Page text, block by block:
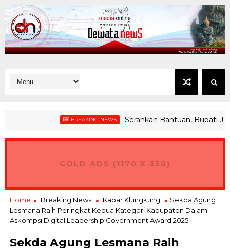
BREAKING NEWS Serahkan Bantuan, Bupati
Pariwisata Disulap Jadi Zona Rendah Emisi
GOLD ADS (1170 X 350)
Home Breaking News Kabar Klungkung
Sekda Agung
Lesmana Raih Peringkat Kedua Kategori Kabupaten Dalam
Askompsi Digital Leadership Government Award 2025
Sekda Agung Lesmana Raih